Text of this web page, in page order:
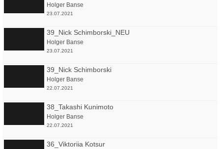
Holger Banse
23.07.2021
39_Nick Schimborski_NEU
Holger Banse
23.07.2021
39_Nick Schimborski
Holger Banse
22.07.2021
38_Takashi Kunimoto
Holger Banse
22.07.2021
36_Viktoriia Kotsur